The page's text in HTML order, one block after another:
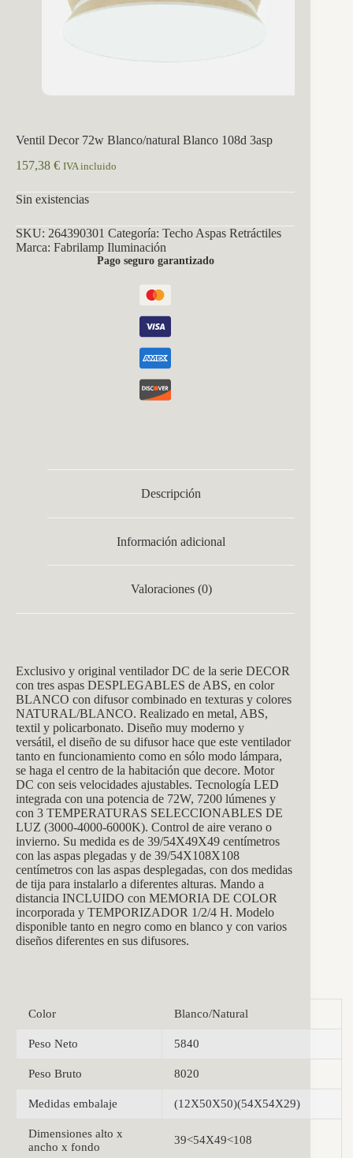
Ventil Decor 72w Blanco/natural Blanco 108d 3asp
157,38 € IVA incluido
Sin existencias
SKU: 264390301 Categoría: Techo Aspas Retráctiles
Marca: Fabrilamp Iluminación
Pago seguro garantizado
Descripción
Información adicional
Valoraciones (0)
Exclusivo y original ventilador DC de la serie DECOR
con tres aspas DESPLEGABLES de ABS, en color
BLANCO con difusor combinado en texturas y colores
NATURAL/BLANCO. Realizado en metal, ABS,
textil y policarbonato. Diseño muy moderno y
versátil, el diseño de su difusor hace que este ventilador
tanto en funcionamiento como en sólo modo lámpara,
se haga el centro de la habitación que decore. Motor
DC con seis velocidades ajustables. Tecnología LED
integrada con una potencia de 72W, 7200 lúmenes y
con 3 TEMPERATURAS SELECCIONABLES DE
LUZ (3000-4000-6000K). Control de aire verano o
invierno. Su medida es de 39/54X49X49 centímetros
con las aspas plegadas y de 39/54X108X108
centímetros con las aspas desplegadas, con dos medidas
de tija para instalarlo a diferentes alturas. Mando a
distancia INCLUIDO con MEMORIA DE COLOR
incorporada y TEMPORIZADOR 1/2/4 H. Modelo
disponible tanto en negro como en blanco y con varios
diseños diferentes en sus difusores.
Color Blanco/Natural
Peso Neto 5840
Peso Bruto 8020
Medidas embalaje (12X50X50)(54X54X29)
Dimensiones alto x
ancho x fondo
39<54X49<108